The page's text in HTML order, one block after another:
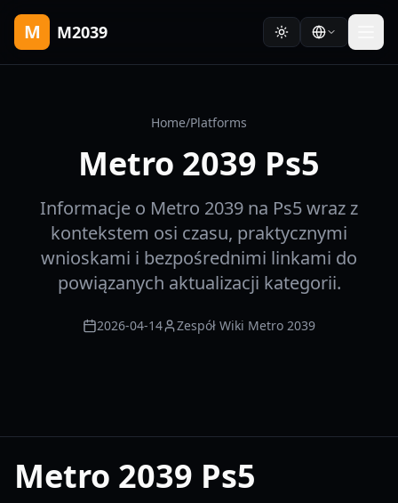
M M2039
Home/Platforms
Metro 2039 Ps5
Informacje o Metro 2039 na Ps5 wraz z
kontekstem osi czasu, praktycznymi
wnioskami i bezpośrednimi linkami do
powiązanych aktualizacji kategorii.
2026-04-14 Zespół Wiki Metro 2039
Metro 2039 Ps5